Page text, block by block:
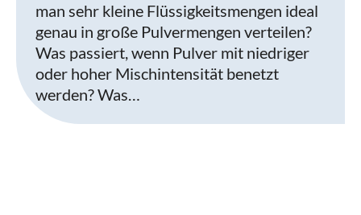
man sehr kleine Flüssigkeitsmengen ideal
genau in große Pulvermengen verteilen?
Was passiert, wenn Pulver mit niedriger
oder hoher Mischintensität benetzt
werden? Was…